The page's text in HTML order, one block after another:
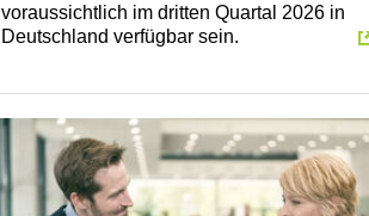
voraussichtlich im dritten Quartal 2026 in
Deutschland verfügbar sein.